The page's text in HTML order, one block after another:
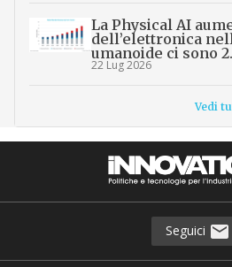
La Physical AI
dell’elettronica
umanoide ci sono
22 Lug 2026
Vedi
Seguici